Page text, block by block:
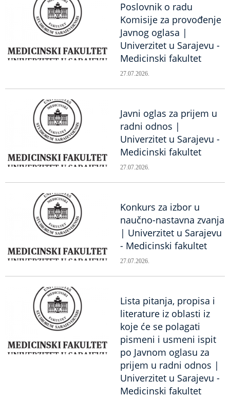
Poslovnik o radu
Komisije za provođenje
Javnog oglasa |
Univerzitet u Sarajevu -
Medicinski fakultet
27.07.2026.
Javni oglas za prijem u
radni odnos |
Univerzitet u Sarajevu -
Medicinski fakultet
27.07.2026.
Konkurs za izbor u
naučno-nastavna zvanja
| Univerzitet u Sarajevu
- Medicinski fakultet
27.07.2026.
Lista pitanja, propisa i
literature iz oblasti iz
koje će se polagati
pismeni i usmeni ispit
po Javnom oglasu za
prijem u radni odnos |
Univerzitet u Sarajevu -
Medicinski fakultet